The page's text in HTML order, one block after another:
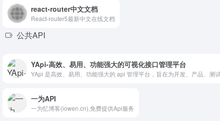
react-router中文文档
React-router5最新中文在线文档
公共API
YApi-高效、易用、功能强大的可视化接口管理平台
YApi 是高效、易用、功能强大的 api 管理平台，旨在为开发、产品、
一为API
一为忆博客(iowen.cn),免费提供Api服务